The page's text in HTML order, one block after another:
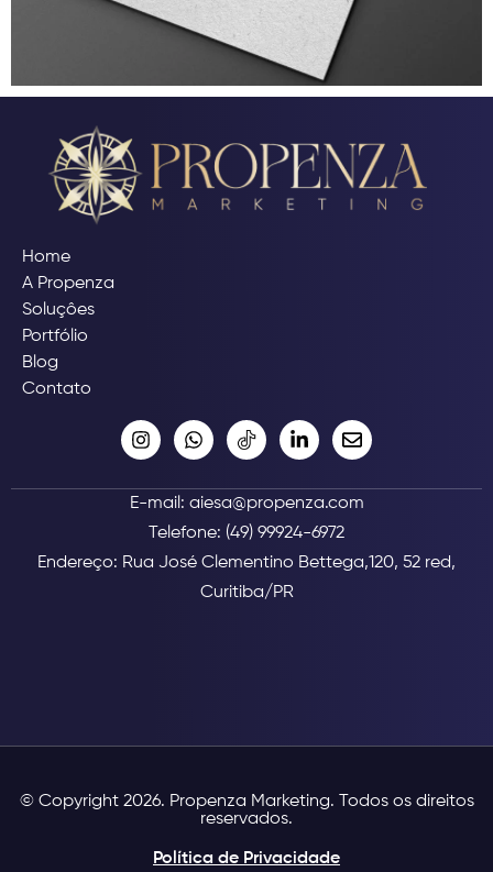
Home
A Propenza
Soluçôes
Portfólio
Blog
Contato
E-mail: aiesa@propenza.com
Telefone: (49) 99924-6972
Endereço: Rua José Clementino Bettega,120, 52 red,
Curitiba/PR
© Copyright 2026. Propenza Marketing. Todos os direitos
reservados.
Política de Privacidade